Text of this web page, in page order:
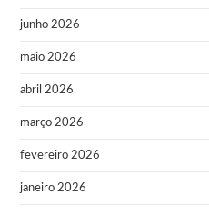
junho 2026
maio 2026
abril 2026
março 2026
fevereiro 2026
janeiro 2026